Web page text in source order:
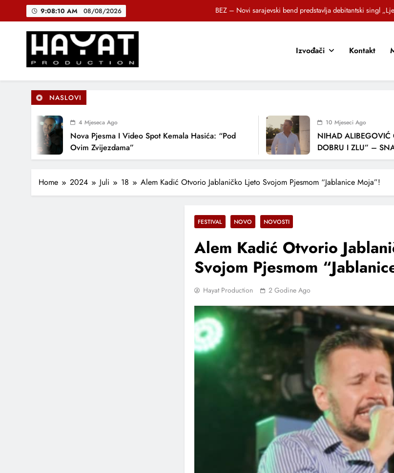
9:08:11 AM 08/08/2026
BEZ – Novi sarajevski bend predstavlja debitantski singl
DJEČIJI HOR SUNCOKRETI KROZ PJESMU POZVALI MALIŠANE NA
DJEČIJI HOR SUNCOKRETI KROZ PJESMU POZVALI MALIŠANE NA
Hayat Production
Promocija domaće muzike
Izvođači Kontakt
NASLOVI
4 Mjeseca Ago
Nova Pjesma I Video Spot Kemala Hasića: “Pod
Ovim Zvijezdama”
10 Mjeseci Ago
NIHAD ALIBEGOVIĆ
DOBRU I ZLU” –
LJUBAVI I VREMENU
Home 2024 Juli 18 Alem Kadić Otvorio Jablaničko Ljeto Svojom Pjesmom “Jablanice Moja”!
FESTIVAL NOVO NOVOSTI
Alem Kadić Otvorio
Svojom Pjesmom
Hayat Production 2 Godine Ago